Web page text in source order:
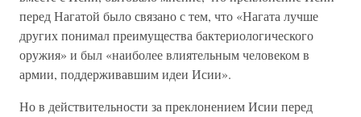
перед Нагатой было связано с тем, что «Нагата лучше
других понимал преимущества бактериологического
оружия» и был «наиболее влиятельным человеком в
армии, поддерживавшим идеи Исии».
Но в действительности за преклонением Исии перед